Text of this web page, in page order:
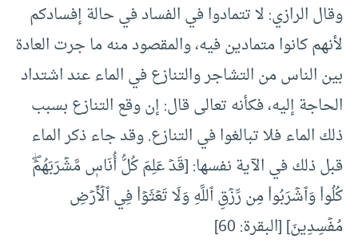
وقال الرازي: لا تتمادوا في الفساد في حالة إفسادكم
لأنهم كانوا متمادين فيه، والمقصود منه ما جرت العادة
بين الناس من التشاجر والتنازع في الماء عند اشتداد
الحاجة إليه، فكأنه تعالى قال: إن وقع التنازع بسبب
ذلك الماء فلا تبالغوا في التنازع. وقد جاء ذكر الماء
قبل ذلك في الآية نفسها: [قَدۡ عَلِمَ كُلُّ أُنَاسٖ مَّشۡرَبَهُمۡۖ
كُلُواْ وَٱشۡرَبُواْ مِن رِّزۡقِ ٱللَّهِ ‌وَلَا ‌تَعۡثَوۡاْ ‌فِي ‌ٱلۡأَرۡضِ
مُفۡسِدِينَ] [البقرة: 60]